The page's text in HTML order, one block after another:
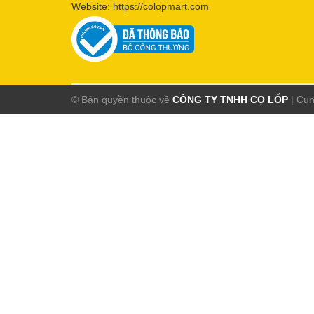
Website: https://colopmart.com
© Bản quyền thuộc về CÔNG TY TNHH CỌ LỐP |